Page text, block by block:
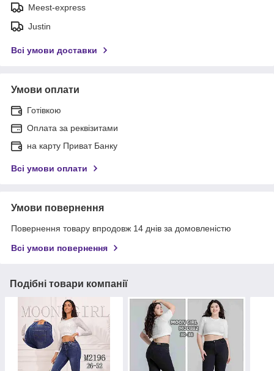
Meest-express
Justin
Всі умови доставки
Умови оплати
Готівкою
Оплата за реквізитами
на карту Приват Банку
Всі умови оплати
Умови повернення
Повернення товару впродовж 14 днів за домовленістю
Всі умови повернення
Подібні товари компанії